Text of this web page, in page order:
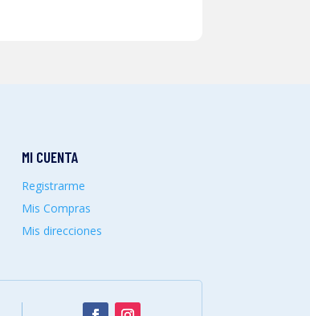
MI CUENTA
Registrarme
Mis Compras
Mis direcciones